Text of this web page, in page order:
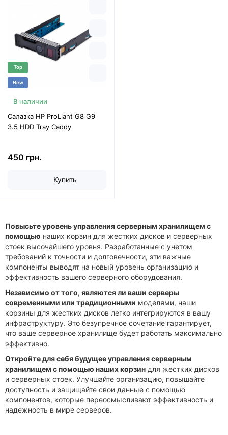
Top
New
В наличии
Салазка HP ProLiant G8 G9
3.5 HDD Tray Caddy
450 грн.
Купить
Повысьте уровень управления серверным хранилищем с
помощью наших корзин для жестких дисков и серверных
стоек высочайшего уровня. Разработанные с учетом
требований к точности и долговечности, эти важные
компоненты выводят на новый уровень организацию и
эффективность вашего серверного оборудования.
Независимо от того, являются ли ваши серверы
современными или традиционными моделями, наши
корзины для жестких дисков легко интегрируются в вашу
инфраструктуру. Это безупречное сочетание гарантирует,
что ваше серверное хранилище будет работать максимально
эффективно.
Откройте для себя будущее управления серверным
хранилищем с помощью наших корзин для жестких дисков
и серверных стоек. Улучшайте организацию, повышайте
доступность и защищайте свои данные с помощью
компонентов, которые переосмысливают эффективность и
надежность в мире серверов.